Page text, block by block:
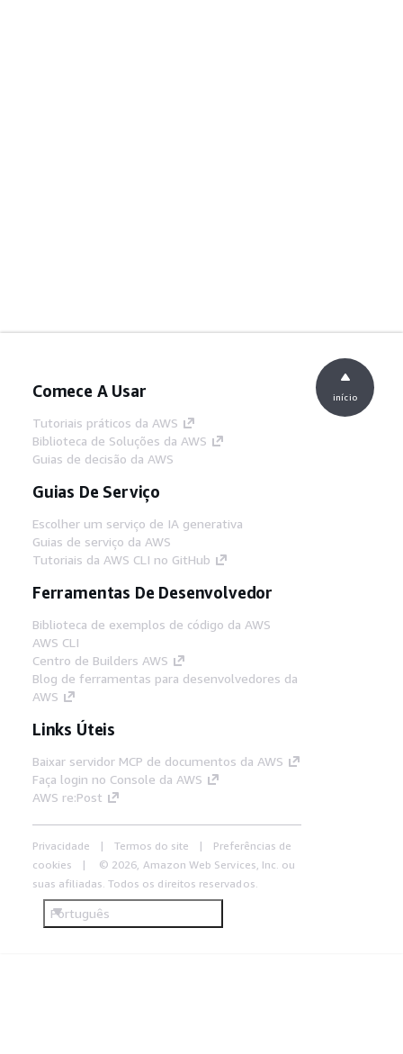
Comece A Usar
Tutoriais práticos da AWS
Biblioteca de Soluções da AWS
Guias de decisão da AWS
Guias De Serviço
Escolher um serviço de IA generativa
Guias de serviço da AWS
Tutoriais da AWS CLI no GitHub
Ferramentas De Desenvolvedor
Biblioteca de exemplos de código da AWS
AWS CLI
Centro de Builders AWS
Blog de ferramentas para desenvolvedores da
AWS
Links Úteis
Baixar servidor MCP de documentos da AWS
Faça login no Console da AWS
AWS re:Post
Privacidade Termos do site
Preferências de
cookies
© 2026, Amazon Web Services, Inc. ou
suas afiliadas. Todos os direitos reservados.
Português
início